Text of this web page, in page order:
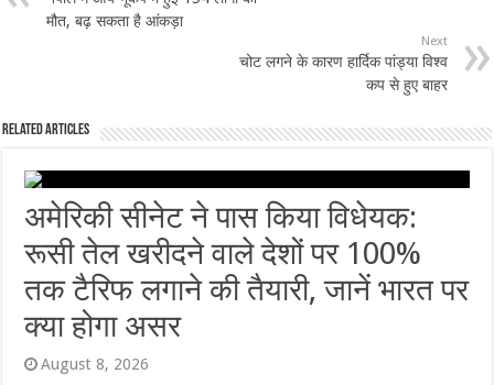
मौत, बढ़ सकता है आंकड़ा
Next
चोट लगने के कारण हार्दिक पांड्या विश्व
कप से हुए बाहर
Related Articles
अमेरिकी सीनेट ने पास किया विधेयक:
रूसी तेल खरीदने वाले देशों पर 100%
तक टैरिफ लगाने की तैयारी, जानें भारत पर
क्या होगा असर
August 8, 2026